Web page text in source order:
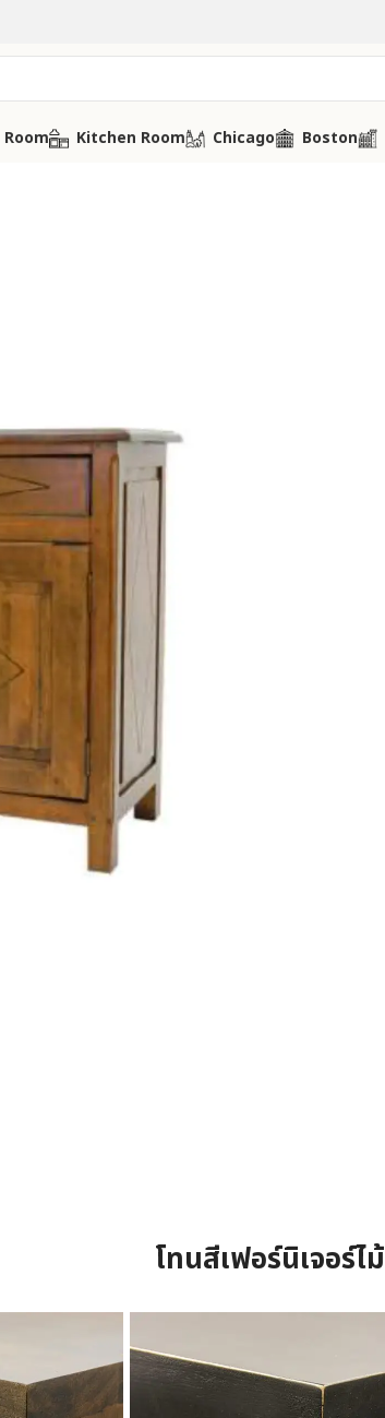
Kitchen Room Chicago Boston
โทนสีเฟอร์นิเจอร์ไม้